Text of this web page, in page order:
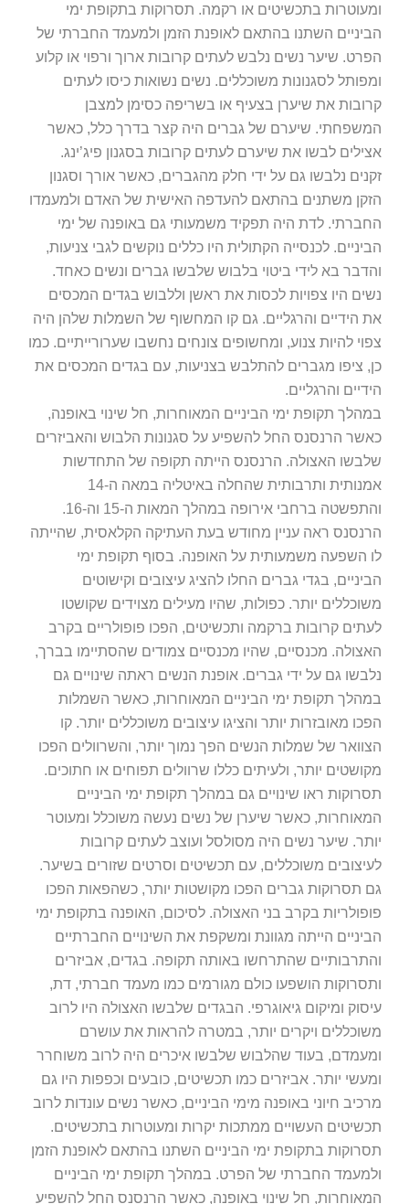
ומעוטרות בתכשיטים או רקמה. תסרוקות בתקופת ימי
הביניים השתנו בהתאם לאופנת הזמן ולמעמד החברתי של
הפרט. שיער נשים נלבש לעתים קרובות ארוך ורפוי או קלוע
ומפותל לסגנונות משוכללים. נשים נשואות כיסו לעתים
קרובות את שיערן בצעיף או בשריפה כסימן למצבן
המשפחתי. שיערם של גברים היה קצר בדרך כלל, כאשר
אצילים לבשו את שיערם לעתים קרובות בסגנון פיג’ינג.
זקנים נלבשו גם על ידי חלק מהגברים, כאשר אורך וסגנון
הזקן משתנים בהתאם להעדפה האישית של האדם ולמעמדו
החברתי. לדת היה תפקיד משמעותי גם באופנה של ימי
הביניים. לכנסייה הקתולית היו כללים נוקשים לגבי צניעות,
והדבר בא לידי ביטוי בלבוש שלבשו גברים ונשים כאחד.
נשים היו צפויות לכסות את ראשן וללבוש בגדים המכסים
את הידיים והרגליים. גם קו המחשוף של השמלות שלהן היה
צפוי להיות צנוע, ומחשופים צונחים נחשבו שערורייתיים. כמו
כן, ציפו מגברים להתלבש בצניעות, עם בגדים המכסים את
הידיים והרגליים.
במהלך תקופת ימי הביניים המאוחרות, חל שינוי באופנה,
כאשר הרנסנס החל להשפיע על סגנונות הלבוש והאביזרים
שלבשו האצולה. הרנסנס הייתה תקופה של התחדשות
אמנותית ותרבותית שהחלה באיטליה במאה ה-14
והתפשטה ברחבי אירופה במהלך המאות ה-15 וה-16.
הרנסנס ראה עניין מחודש בעת העתיקה הקלאסית, שהייתה
לו השפעה משמעותית על האופנה. בסוף תקופת ימי
הביניים, בגדי גברים החלו להציג עיצובים וקישוטים
משוכללים יותר. כפולות, שהיו מעילים מצוידים שקושטו
לעתים קרובות ברקמה ותכשיטים, הפכו פופולריים בקרב
האצולה. מכנסיים, שהיו מכנסיים צמודים שהסתיימו בברך,
נלבשו גם על ידי גברים. אופנת הנשים ראתה שינויים גם
במהלך תקופת ימי הביניים המאוחרות, כאשר השמלות
הפכו מאובזרות יותר והציגו עיצובים משוכללים יותר. קו
הצוואר של שמלות הנשים הפך נמוך יותר, והשרוולים הפכו
מקושטים יותר, ולעיתים כללו שרוולים תפוחים או חתוכים.
תסרוקות ראו שינויים גם במהלך תקופת ימי הביניים
המאוחרות, כאשר שיערן של נשים נעשה משוכלל ומעוטר
יותר. שיער נשים היה מסולסל ועוצב לעתים קרובות
לעיצובים משוכללים, עם תכשיטים וסרטים שזורים בשיער.
גם תסרוקות גברים הפכו מקושטות יותר, כשהפאות הפכו
פופולריות בקרב בני האצולה. לסיכום, האופנה בתקופת ימי
הביניים הייתה מגוונת ומשקפת את השינויים החברתיים
והתרבותיים שהתרחשו באותה תקופה. בגדים, אביזרים
ותסרוקות הושפעו כולם מגורמים כמו מעמד חברתי, דת,
עיסוק ומיקום גיאוגרפי. הבגדים שלבשו האצולה היו לרוב
משוכללים ויקרים יותר, במטרה להראות את עושרם
ומעמדם, בעוד שהלבוש שלבשו איכרים היה לרוב משוחרר
ומעשי יותר. אביזרים כמו תכשיטים, כובעים וכפפות היו גם
מרכיב חיוני באופנה מימי הביניים, כאשר נשים עונדות לרוב
תכשיטים העשויים ממתכות יקרות ומעוטרות בתכשיטים.
תסרוקות בתקופת ימי הביניים השתנו בהתאם לאופנת הזמן
ולמעמד החברתי של הפרט. במהלך תקופת ימי הביניים
המאוחרות, חל שינוי באופנה, כאשר הרנסנס החל להשפיע